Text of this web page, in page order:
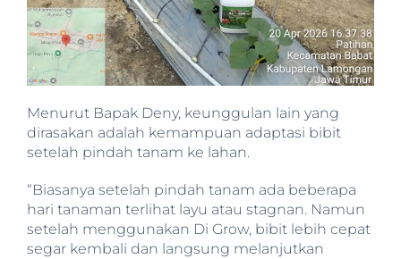
Menurut Bapak Deny, keunggulan lain yang
dirasakan adalah kemampuan adaptasi bibit
setelah pindah tanam ke lahan.
“Biasanya setelah pindah tanam ada beberapa
hari tanaman terlihat layu atau stagnan. Namun
setelah menggunakan Di Grow, bibit lebih cepat
segar kembali dan langsung melanjutkan